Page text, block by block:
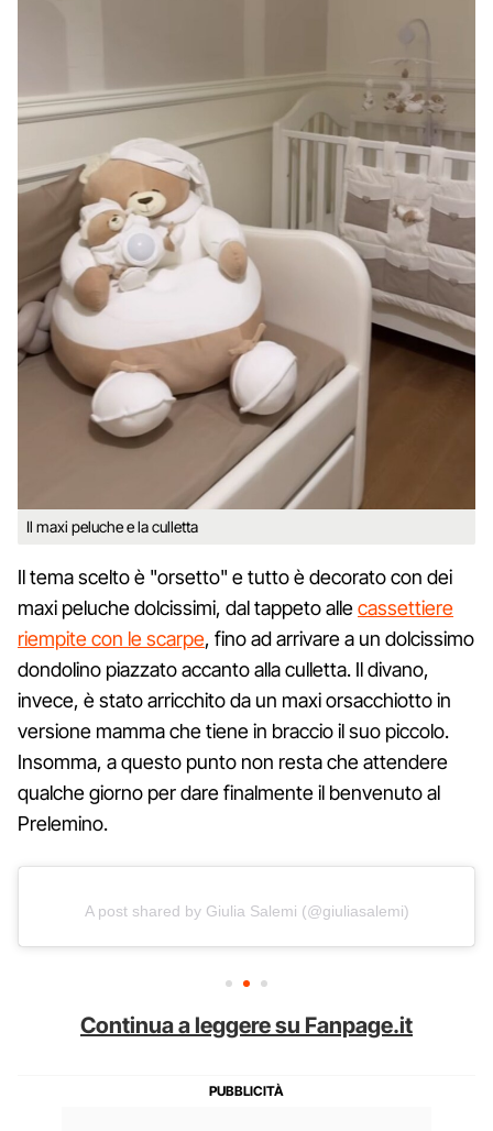
Il maxi peluche e la culletta
Il tema scelto è "orsetto" e tutto è decorato con dei
maxi peluche dolcissimi, dal tappeto allecassettiere
riempite con le scarpe, fino ad arrivare a un dolcissimo
dondolino piazzato accanto alla culletta. Il divano,
invece, è stato arricchito da un maxi orsacchiotto in
versione mamma che tiene in braccio il suo piccolo.
Insomma, a questo punto non resta che attendere
qualche giorno per dare finalmente il benvenuto al
Prelemino.
A post shared by Giulia Salemi (@giuliasalemi)
Continua a leggere su Fanpage.it